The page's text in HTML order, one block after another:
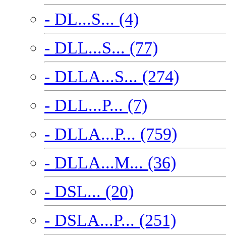
- DL...S... (4)
- DLL...S... (77)
- DLLA...S... (274)
- DLL...P... (7)
- DLLA...P... (759)
- DLLA...M... (36)
- DSL... (20)
- DSLA...P... (251)